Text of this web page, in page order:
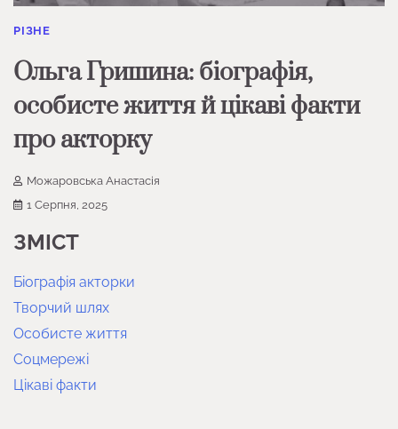
РІЗНЕ
Ольга Гришина: біографія,
особисте життя й цікаві факти
про акторку
Можаровська Анастасія
1 Серпня, 2025
ЗМІСТ
Біографія акторки
Творчий шлях
Особисте життя
Соцмережі
Цікаві факти